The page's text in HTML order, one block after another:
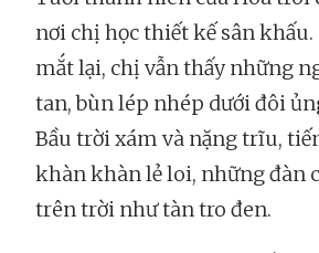
nơi chị học thiết kế sân khấu.
mắt lại, chị vẫn thấy những
tan, bùn lép nhép dưới đôi
Bầu trời xám và nặng trĩu,
khàn khàn lẻ loi, những đàn
trên trời như tàn tro đen.